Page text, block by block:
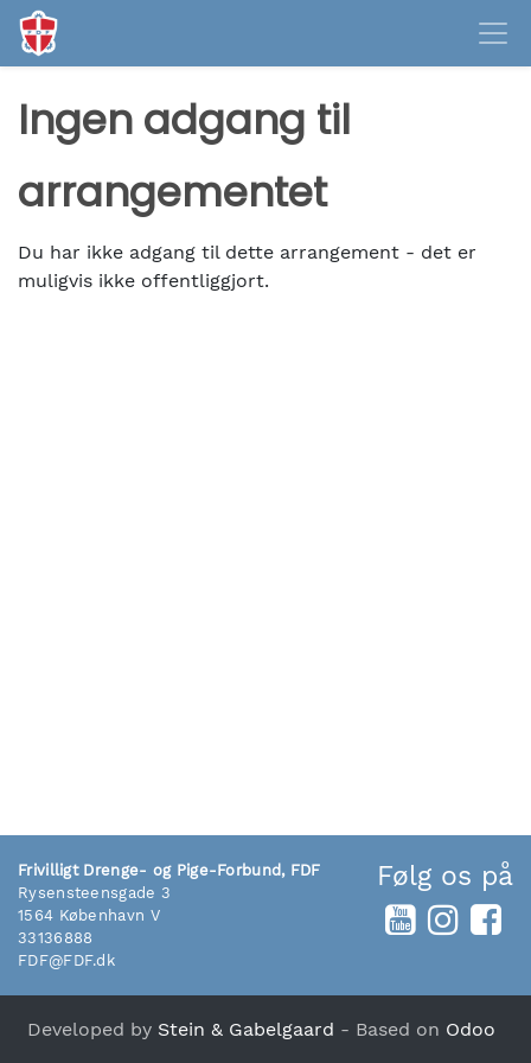
Ingen adgang til
arrangementet
Du har ikke adgang til dette arrangement - det er
muligvis ikke offentliggjort.
Frivilligt Drenge- og Pige-Forbund, FDF
Rysensteensgade 3
1564 København V
33136888
FDF@FDF.dk
Følg os på
Developed by Stein & Gabelgaard - Based on Odoo